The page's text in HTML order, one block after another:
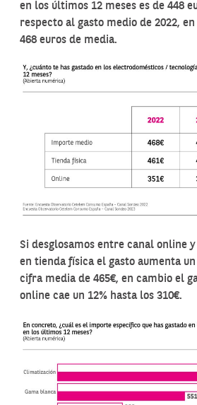
en los últimos 12 meses es de 448
respecto al gasto medio de 2022,
468 euros de media.
Si desglosamos entre canal online
en tienda física el gasto aumenta
cifra media de 465€, en cambio el
online cae un 12% hasta los 310€.